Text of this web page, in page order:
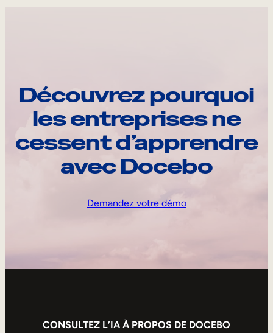
Découvrez pourquoi
les entreprises ne
cessent d’apprendre
avec Docebo
Demandez votre démo
CONSULTEZ L’IA À PROPOS DE DOCEBO